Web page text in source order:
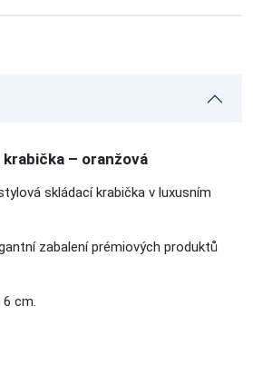
– oranžová
skládací krabička v luxusním
zabalení prémiových produktů
6 cm.